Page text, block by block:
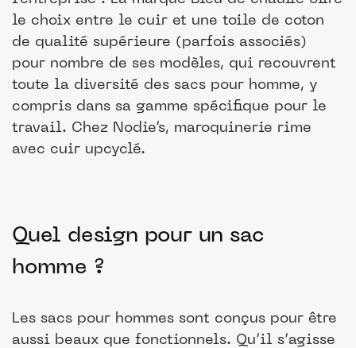
le choix entre le cuir et une toile de coton
de qualité supérieure (parfois associés)
pour nombre de ses modèles, qui recouvrent
toute la diversité des sacs pour homme, y
compris dans sa gamme spécifique pour le
travail. Chez Nodie’s, maroquinerie rime
avec cuir upcyclé.
Quel design pour un sac
homme ?
Les sacs pour hommes sont conçus pour être
aussi beaux que fonctionnels. Qu’il s’agisse